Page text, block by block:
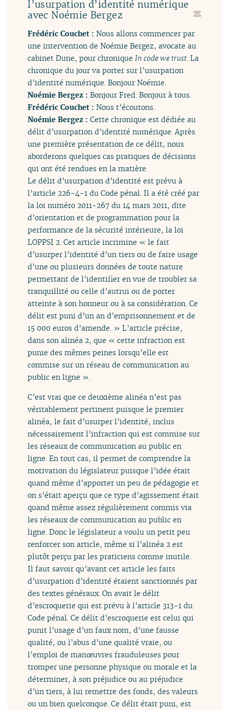
l’usurpation d’identité numérique
avec Noémie Bergez
Frédéric Couchet :Nous allons commencer par
une intervention de Noémie Bergez, avocate au
cabinet Dune, pour chroniqueIn code we trust. La
chronique du jour va porter sur l’usurpation
d’identité numérique. Bonjour Noémie.
Noémie Bergez :Bonjour Fred. Bonjour à tous.
Frédéric Couchet :Nous t’écoutons.
Noémie Bergez :Cette chronique est dédiée au
délit d’usurpation d’identité numérique. Après
une première présentation de ce délit, nous
aborderons quelques cas pratiques de décisions
qui ont été rendues en la matière.
Le délit d’usurpation d’identité est prévu à
l’article 226-4-1 du Code pénal. Il a été créé par
la loi numéro 2011-267 du 14 mars 2011, dite
d’orientation et de programmation pour la
performance de la sécurité intérieure, la loi
LOPPSI 2. Cet article incrimine « le fait
d’usurper l’identité d’un tiers ou de faire usage
d’une ou plusieurs données de toute nature
permettant de l’identifier en vue de troubler sa
tranquillité ou celle d’autrui ou de porter
atteinte à son honneur ou à sa considération. Ce
délit est puni d’un an d’emprisonnement et de
15 000 euros d’amende. » L’article précise,
dans son alinéa 2, que « cette infraction est
punie des mêmes peines lorsqu’elle est
commise sur un réseau de communication au
public en ligne ».
C’est vrai que ce deuxième alinéa n’est pas
véritablement pertinent puisque le premier
alinéa, le fait d’usurper l’identité, inclus
nécessairement l’infraction qui est commise sur
les réseaux de communication au public en
ligne. En tout cas, il permet de comprendre la
motivation du législateur puisque l’idée était
quand même d’apporter un peu de pédagogie et
on s’était aperçu que ce type d’agissement était
quand même assez régulièrement commis via
les réseaux de communication au public en
ligne. Donc le législateur a voulu un petit peu
renforcer son article, même si l’alinéa 2 est
plutôt perçu par les praticiens comme inutile.
Il faut savoir qu’avant cet article les faits
d’usurpation d’identité étaient sanctionnés par
des textes généraux. On avait le délit
d’escroquerie qui est prévu à l’article 313-1 du
Code pénal. Ce délit d’escroquerie est celui qui
punit l’usage d’un faux nom, d’une fausse
qualité, ou l’abus d’une qualité vraie, ou
l’emploi de manœuvres frauduleuses pour
tromper une personne physique ou morale et la
déterminer, à son préjudice ou au préjudice
d’un tiers, à lui remettre des fonds, des valeurs
ou un bien quelconque. Ce délit était puni, est